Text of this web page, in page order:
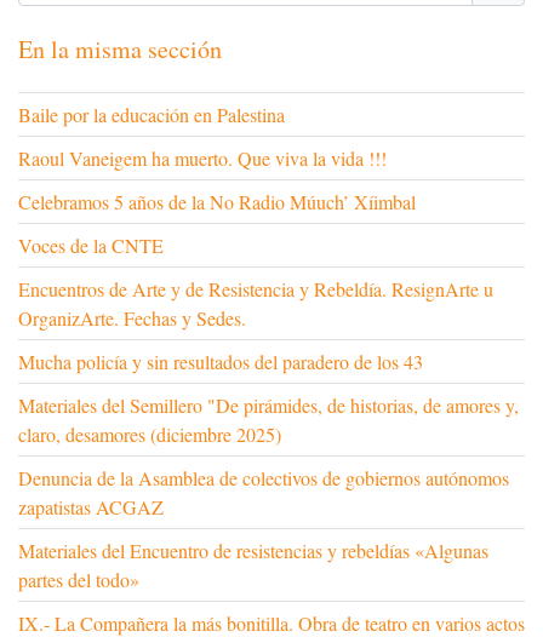
En la misma sección
Baile por la educación en Palestina
Raoul Vaneigem ha muerto. Que viva la vida !!!
Celebramos 5 años de la No Radio Múuch’ Xíimbal
Voces de la CNTE
Encuentros de Arte y de Resistencia y Rebeldía. ResignArte u
OrganizArte. Fechas y Sedes.
Mucha policía y sin resultados del paradero de los 43
Materiales del Semillero "De pirámides, de historias, de amores y,
claro, desamores (diciembre 2025)
Denuncia de la Asamblea de colectivos de gobiernos autónomos
zapatistas ACGAZ
Materiales del Encuentro de resistencias y rebeldías «Algunas
partes del todo»
IX.- La Compañera la más bonitilla. Obra de teatro en varios actos